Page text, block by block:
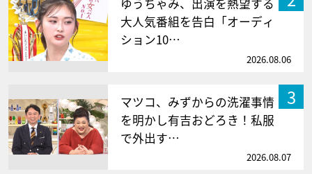
ゆうちゃみ、出演を熱望する
大人気番組を告白「オーディ
ション10…
2026.08.06
3
マツコ、みずからの洗濯事情
を明かし有吉おどろき！私服
で外出す…
2026.08.07